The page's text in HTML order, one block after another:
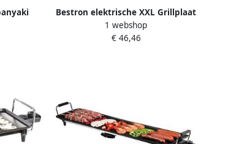
Bestron elektrische XXL Grillplaat
voor 8 Personen Teppanyaki
Bakplaat met antiaanbaklaag &
1 webshop
€ 46,46